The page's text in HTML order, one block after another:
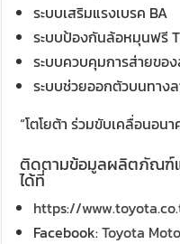
ระบบเสริมแรงเบรค BA
ระบบป้องกันล้อหมุนฟรี
ระบบควบคุมการส่ายขอ
ระบบช่วยออกตัวบนทาง
“โตโยต้า ร่วมขับเคลื่อนอนา
ติดตามข้อมูลผลิตภัณฑ์แ
ได้ที่
https://
Facebook:Toyota